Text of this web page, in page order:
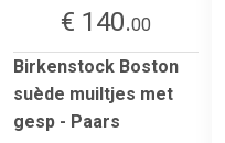
€ 140.00
Birkenstock Boston
suède muiltjes met
gesp - Paars